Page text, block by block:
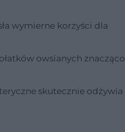
wymierne korzyści dla
owsianych znacząco
skutecznie odżywia